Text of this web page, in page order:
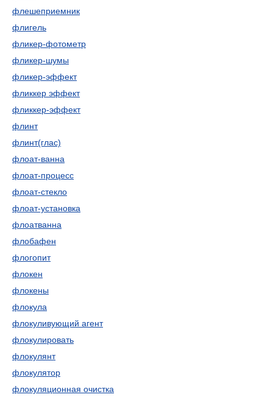
флешеприемник
флигель
фликер-фотометр
фликер-шумы
фликер-эффект
фликкер эффект
фликкер-эффект
флинт
флинт(глас)
флоат-ванна
флоат-процесс
флоат-стекло
флоат-установка
флоатванна
флобафен
флогопит
флокен
флокены
флокула
флокуливующий агент
флокулировать
флокулянт
флокулятор
флокуляционная очистка